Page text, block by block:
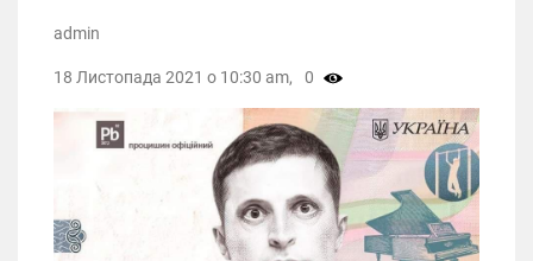
admin
18 Листопада 2021 о 10:30 am, 0